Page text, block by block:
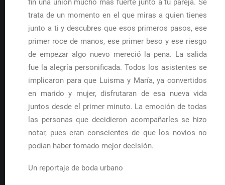
fin una unión mucho más fuerte junto a tu pareja. Se
trata de un momento en el que miras a quien tienes
junto a ti y descubres que esos primeros pasos, ese
primer roce de manos, ese primer beso y ese riesgo
de empezar algo nuevo mereció la pena. La salida
fue la alegría personificada. Todos los asistentes se
implicaron para que Luisma y María, ya convertidos
en marido y mujer, disfrutaran de esa nueva vida
juntos desde el primer minuto. La emoción de todas
las personas que decidieron acompañarles se hizo
notar, pues eran conscientes de que los novios no
podían haber tomado mejor decisión.
Un reportaje de boda urbano